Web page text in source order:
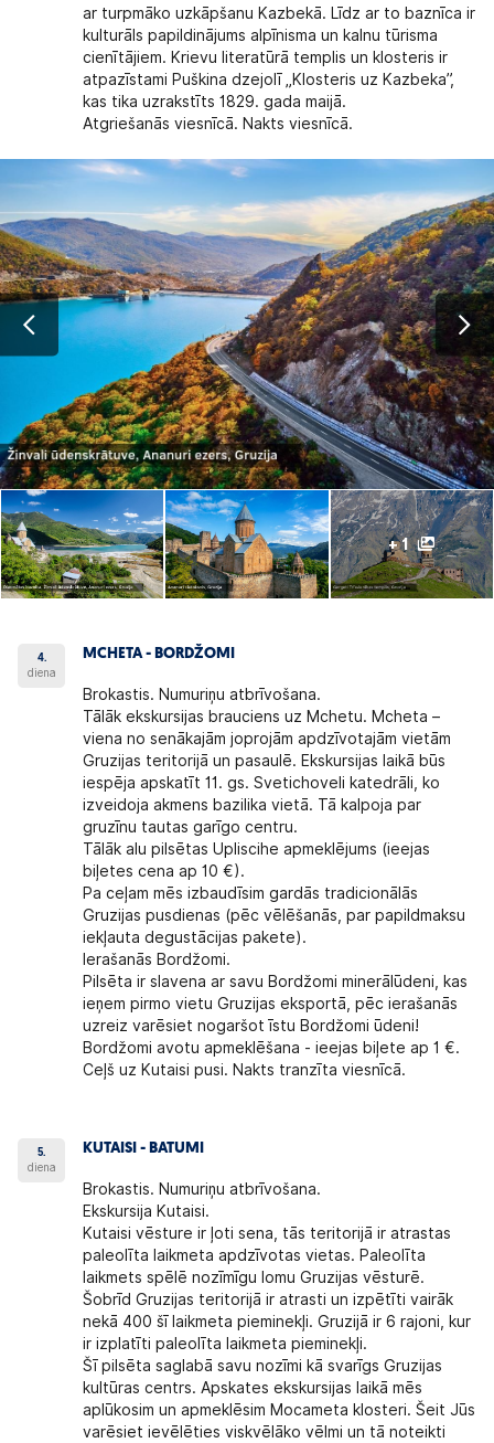
ar turpmāko uzkāpšanu Kazbekā. Līdz ar to baznīca ir
kulturāls papildinājums alpīnisma un kalnu tūrisma
cienītājiem. Krievu literatūrā templis un klosteris ir
atpazīstami Puškina dzejolī „Klosteris uz Kazbeka”,
kas tika uzrakstīts 1829. gada maijā.
Atgriešanās viesnīcā. Nakts viesnīcā.
+ 1
4.
diena
MCHETA - BORDŽOMI
Brokastis. Numuriņu atbrīvošana.
Tālāk ekskursijas brauciens uz Mchetu. Mcheta –
viena no senākajām joprojām apdzīvotajām vietām
Gruzijas teritorijā un pasaulē. Ekskursijas laikā būs
iespēja apskatīt 11. gs. Svetichoveli katedrāli, ko
izveidoja akmens bazilika vietā. Tā kalpoja par
gruzīnu tautas garīgo centru.
Tālāk alu pilsētas Upliscihe apmeklējums (ieejas
biļetes cena ap 10 €).
Pa ceļam mēs izbaudīsim gardās tradicionālās
Gruzijas pusdienas (pēc vēlēšanās, par papildmaksu
iekļauta degustācijas pakete).
Ierašanās Bordžomi.
Pilsēta ir slavena ar savu Bordžomi minerālūdeni, kas
ieņem pirmo vietu Gruzijas eksportā, pēc ierašanās
uzreiz varēsiet nogaršot īstu Bordžomi ūdeni!
Bordžomi avotu apmeklēšana - ieejas biļete ap 1 €.
Ceļš uz Kutaisi pusi. Nakts tranzīta viesnīcā.
5.
diena
KUTAISI - BATUMI
Brokastis. Numuriņu atbrīvošana.
Ekskursija Kutaisi.
Kutaisi vēsture ir ļoti sena, tās teritorijā ir atrastas
paleolīta laikmeta apdzīvotas vietas. Paleolīta
laikmets spēlē nozīmīgu lomu Gruzijas vēsturē.
Šobrīd Gruzijas teritorijā ir atrasti un izpētīti vairāk
nekā 400 šī laikmeta pieminekļi. Gruzijā ir 6 rajoni, kur
ir izplatīti paleolīta laikmeta pieminekļi.
Šī pilsēta saglabā savu nozīmi kā svarīgs Gruzijas
kultūras centrs. Apskates ekskursijas laikā mēs
aplūkosim un apmeklēsim Mocameta klosteri. Šeit Jūs
varēsiet ievēlēties viskvēlāko vēlmi un tā noteikti